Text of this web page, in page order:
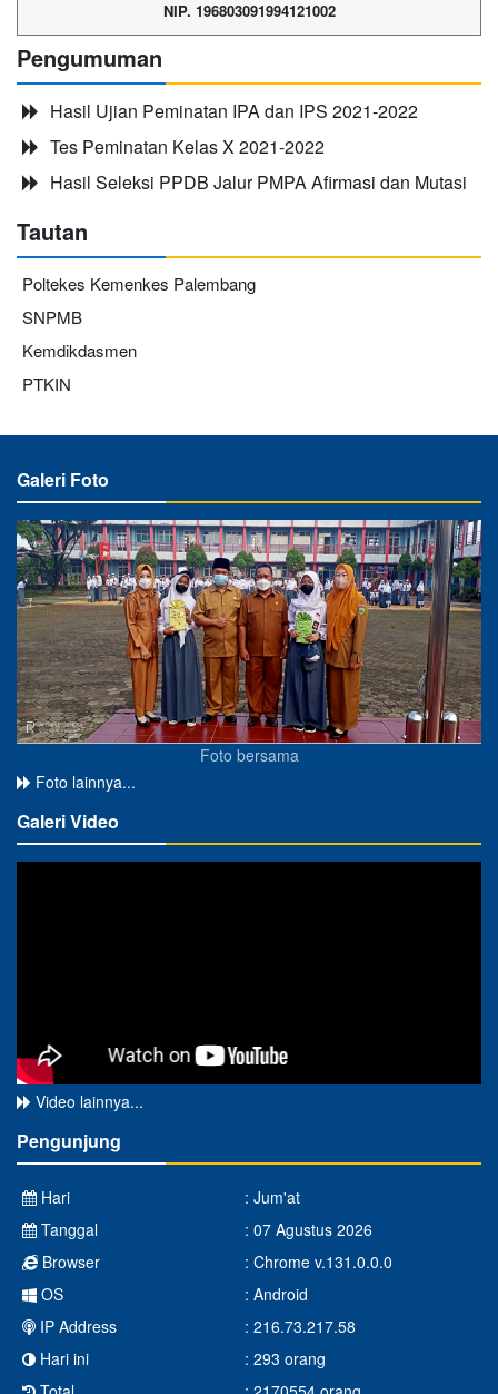
NIP. 196803091994121002
Pengumuman
Hasil Ujian Peminatan IPA dan IPS 2021-2022
Tes Peminatan Kelas X 2021-2022
Hasil Seleksi PPDB Jalur PMPA Afirmasi dan Mutasi
Tautan
Poltekes Kemenkes Palembang
SNPMB
Kemdikdasmen
PTKIN
Galeri Foto
Foto bersama
Foto lainnya...
Galeri Video
Video lainnya...
Pengunjung
Hari
: Jum'at
Tanggal
: 07 Agustus 2026
Browser
: Chrome v.131.0.0.0
OS
: Android
IP Address
: 216.73.217.58
Hari ini
: 293 orang